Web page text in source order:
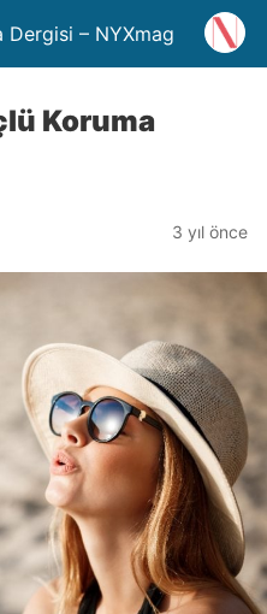
Dergisi – NYXmag
Koruma
3 yıl önce